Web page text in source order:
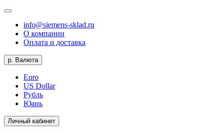
info@siemens-sklad.ru
О компании
Оплата и доставка
р. Валюта
Euro
US Dollar
Рубль
Юань
Личный кабинет